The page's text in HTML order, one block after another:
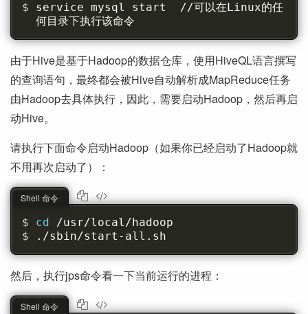
service mysql start  //可以在Linux的任
何目录下执行该命令
由于Hive是基于Hadoop的数据仓库，使用HiveQL语言撰写
的查询语句，最终都会被Hive自动解析成MapReduce任务
由Hadoop去具体执行，因此，需要启动Hadoop，然后再启
动Hive。
请执行下面命令启动Hadoop（如果你已经启动了Hadoop就
不用再次启动了）：
cd /usr/local/hadoop
./sbin/start-all.sh
Shell 命令
然后，执行jps命令看一下当前运行的进程：
Shell 命令